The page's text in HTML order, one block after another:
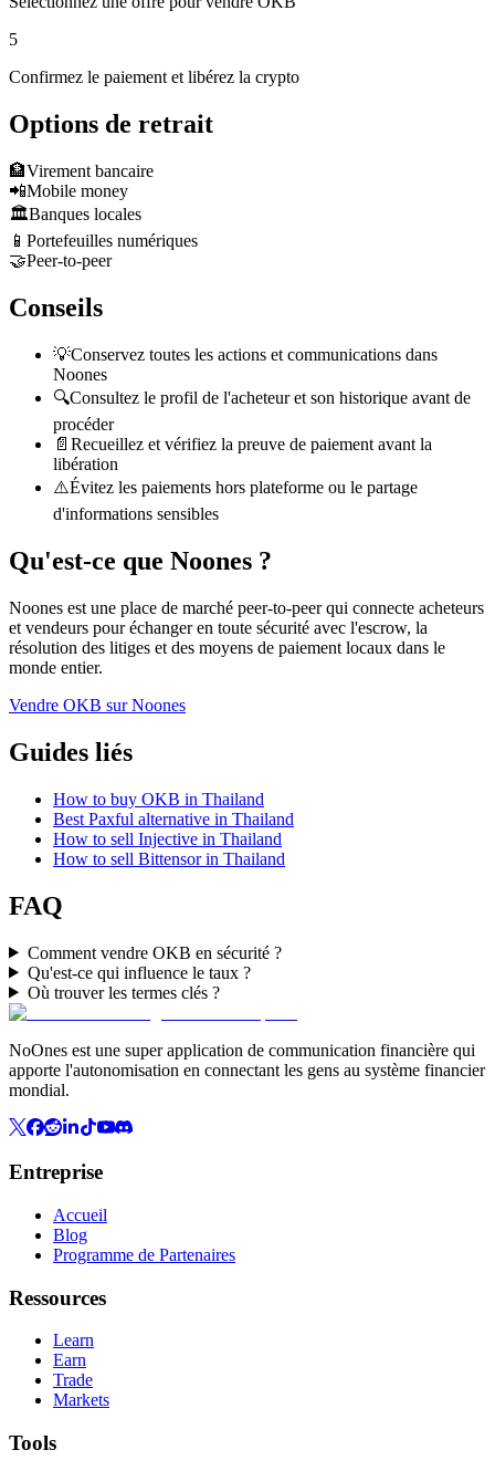
5
Confirmez le paiement et libérez la crypto
Options de retrait
🏦Virement bancaire
📲Mobile money
🏛️Banques locales
📱 Portefeuilles numériques
🤝Peer-to-peer
Conseils
💡Conservez toutes les actions et communications dans
Noones
🔍Consultez le profil de l'acheteur et son historique avant de
procéder
📄 Recueillez et vérifiez la preuve de paiement avant la
libération
⚠️Évitez les paiements hors plateforme ou le partage
d'informations sensibles
Qu'est-ce que Noones ?
Noones est une place de marché peer-to-peer qui connecte acheteurs
et vendeurs pour échanger en toute sécurité avec l'escrow, la
résolution des litiges et des moyens de paiement locaux dans le
monde entier.
Vendre OKB sur Noones
Guides liés
How to buy OKB in Thailand
Best Paxful alternative in Thailand
How to sell Injective in Thailand
How to sell Bittensor in Thailand
FAQ
Comment vendre OKB en sécurité ?
Qu'est-ce qui influence le taux ?
Où trouver les termes clés ?
NoOnes est une super application de communication financière qui
apporte l'autonomisation en connectant les gens au système financier
mondial.
Entreprise
Accueil
Blog
Programme de Partenaires
Ressources
Learn
Earn
Trade
Markets
Tools